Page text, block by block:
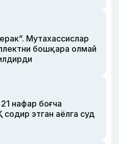
Мутахассислар
бошқара олмай
нафар боғча
этган аёлга суд